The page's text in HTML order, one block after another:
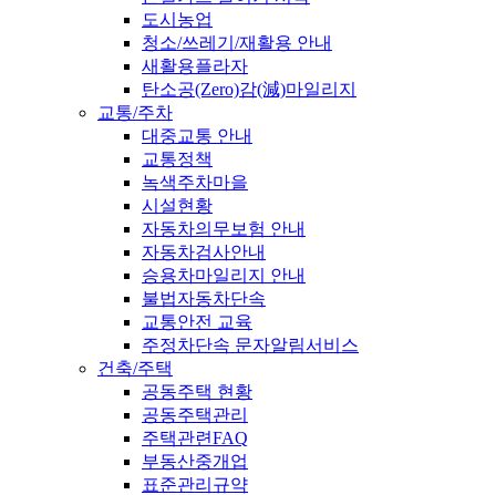
도시농업
청소/쓰레기/재활용 안내
새활용플라자
탄소공(Zero)감(減)마일리지
교통/주차
대중교통 안내
교통정책
녹색주차마을
시설현황
자동차의무보험 안내
자동차검사안내
승용차마일리지 안내
불법자동차단속
교통안전 교육
주정차단속 문자알림서비스
건축/주택
공동주택 현황
공동주택관리
주택관련FAQ
부동산중개업
표준관리규약